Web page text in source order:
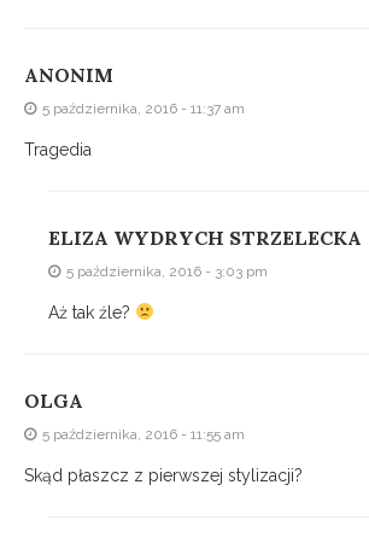
ANONIM
5 października, 2016 - 11:37 am
Tragedia
ELIZA WYDRYCH STRZELECKA
5 października, 2016 - 3:03 pm
Aż tak źle?
OLGA
5 października, 2016 - 11:55 am
Skąd płaszcz z pierwszej stylizacji?